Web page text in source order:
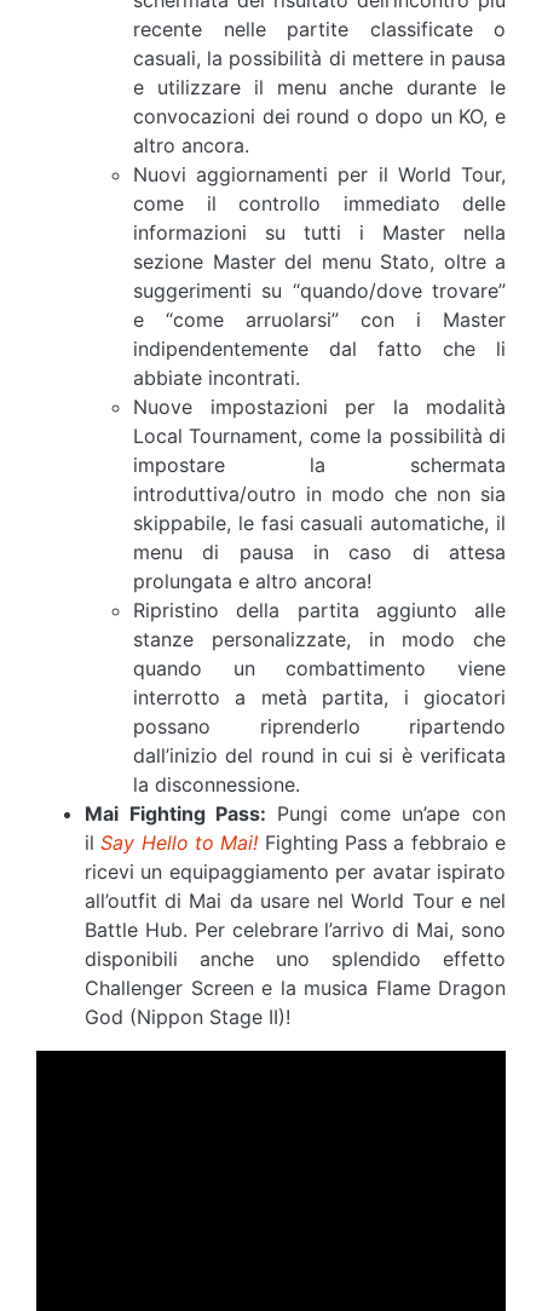
recente nelle partite classificate o
casuali, la possibilità di mettere in pausa
e utilizzare il menu anche durante le
convocazioni dei round o dopo un KO, e
altro ancora.
Nuovi aggiornamenti per il World Tour,
come il controllo immediato delle
informazioni su tutti i Master nella
sezione Master del menu Stato, oltre a
suggerimenti su “quando/dove trovare”
e “come arruolarsi” con i Master
indipendentemente dal fatto che li
abbiate incontrati.
Nuove impostazioni per la modalità
Local Tournament, come la possibilità di
impostare la schermata
introduttiva/outro in modo che non sia
skippabile, le fasi casuali automatiche, il
menu di pausa in caso di attesa
prolungata e altro ancora!
Ripristino della partita aggiunto alle
stanze personalizzate, in modo che
quando un combattimento viene
interrotto a metà partita, i giocatori
possano riprenderlo ripartendo
dall’inizio del round in cui si è verificata
la disconnessione.
Mai Fighting Pass: Pungi come un’ape con
ilSay Hello to Mai! Fighting Pass a febbraio e
ricevi un equipaggiamento per avatar ispirato
all’outfit di Mai da usare nel World Tour e nel
Battle Hub. Per celebrare l’arrivo di Mai, sono
disponibili anche uno splendido effetto
Challenger Screen e la musica Flame Dragon
God (Nippon Stage II)!